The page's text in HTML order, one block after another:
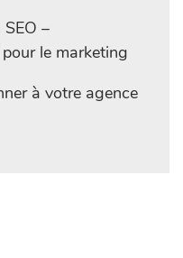
–
le marketing
à votre agence